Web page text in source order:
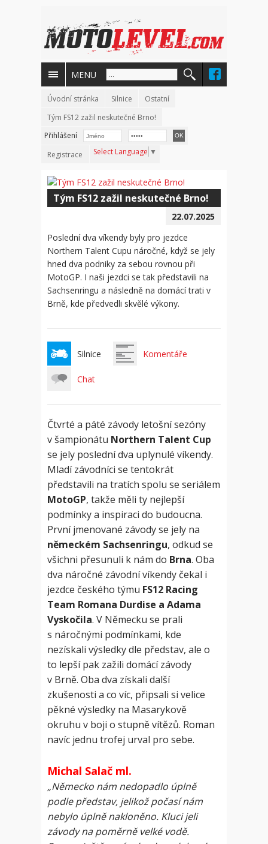
MENU
Úvodní stránka Silnice
Ostatní
Tým FS12 zažil neskutečné Brno!
Přihlášení
Registrace
Select Language ▼
Tým FS12 zažil neskutečné Brno!
22.07.2025
Poslední dva víkendy byly pro jezdce
Northern Talent Cupu náročné, když se jely
hned dva podniky za sebou rovnou při
MotoGP. I naši jezdci se tak představili na
Sachsenringu a následně na domácí trati v
Brně, kde předvedli skvělé výkony.
Silnice Komentáře
Chat
Čtvrté a páté závody letošní sezóny
v šampionátu Northern Talent Cup
se jely poslední dva uplynulé víkendy.
Mladí závodníci se tentokrát
představili na tratích spolu se seriálem
MotoGP, takže měli ty nejlepší
podmínky a inspiraci do budoucna.
První jmenované závody se jely na
německém Sachsenringu, odkud se
všichni přesunuli k nám do Brna. Oba
dva náročné závodní víkendy čekal i
jezdce českého týmu FS12 Racing
Team Romana Durdise a Adama
Vyskočila. V Německu se prali
s náročnými podmínkami, kde
nezískali výsledky dle představ, ale o
to lepší pak zažili domácí závody
v Brně. Oba dva získali další
zkušenosti a co víc, připsali si velice
pěkné výsledky na Masarykově
okruhu v boji o stupně vítězů. Roman
navíc jednu trofej urval pro sebe.
Michal Salač ml.
„Německo nám nedopadlo úplně
podle představ, jelikož počasí nám
nebylo úplně nakloněno. Kluci jeli
závody na poměrně velké vodě.